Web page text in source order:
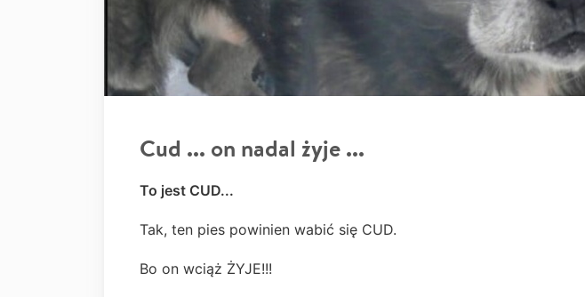
Cud ... on nadal żyje ...
To jest CUD...
Tak, ten pies powinien wabić się CUD.
Bo on wciąż ŻYJE!!!